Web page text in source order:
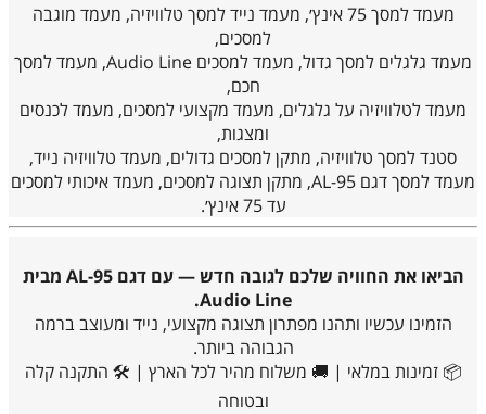
מעמד למסך 75 אינץ׳, מעמד נייד למסך טלוויזיה, מעמד מוגבה
למסכים,
מעמד גלגלים למסך גדול, מעמד למסכים Audio Line, מעמד למסך
חכם,
מעמד לטלוויזיה על גלגלים, מעמד מקצועי למסכים, מעמד לכנסים
ומצגות,
סטנד למסך טלוויזיה, מתקן למסכים גדולים, מעמד טלוויזיה נייד,
מעמד למסך דגם AL-95, מתקן תצוגה למסכים, מעמד איכותי למסכים
עד 75 אינץ׳.
הביאו את החוויה שלכם לגובה חדש — עם דגם AL-95 מבית
Audio Line.
הזמינו עכשיו ותהנו מפתרון תצוגה מקצועי, נייד ומעוצב ברמה
הגבוהה ביותר.
📦 זמינות במלאי | 🚚 משלוח מהיר לכל הארץ | 🛠️ התקנה קלה
ובטוחה